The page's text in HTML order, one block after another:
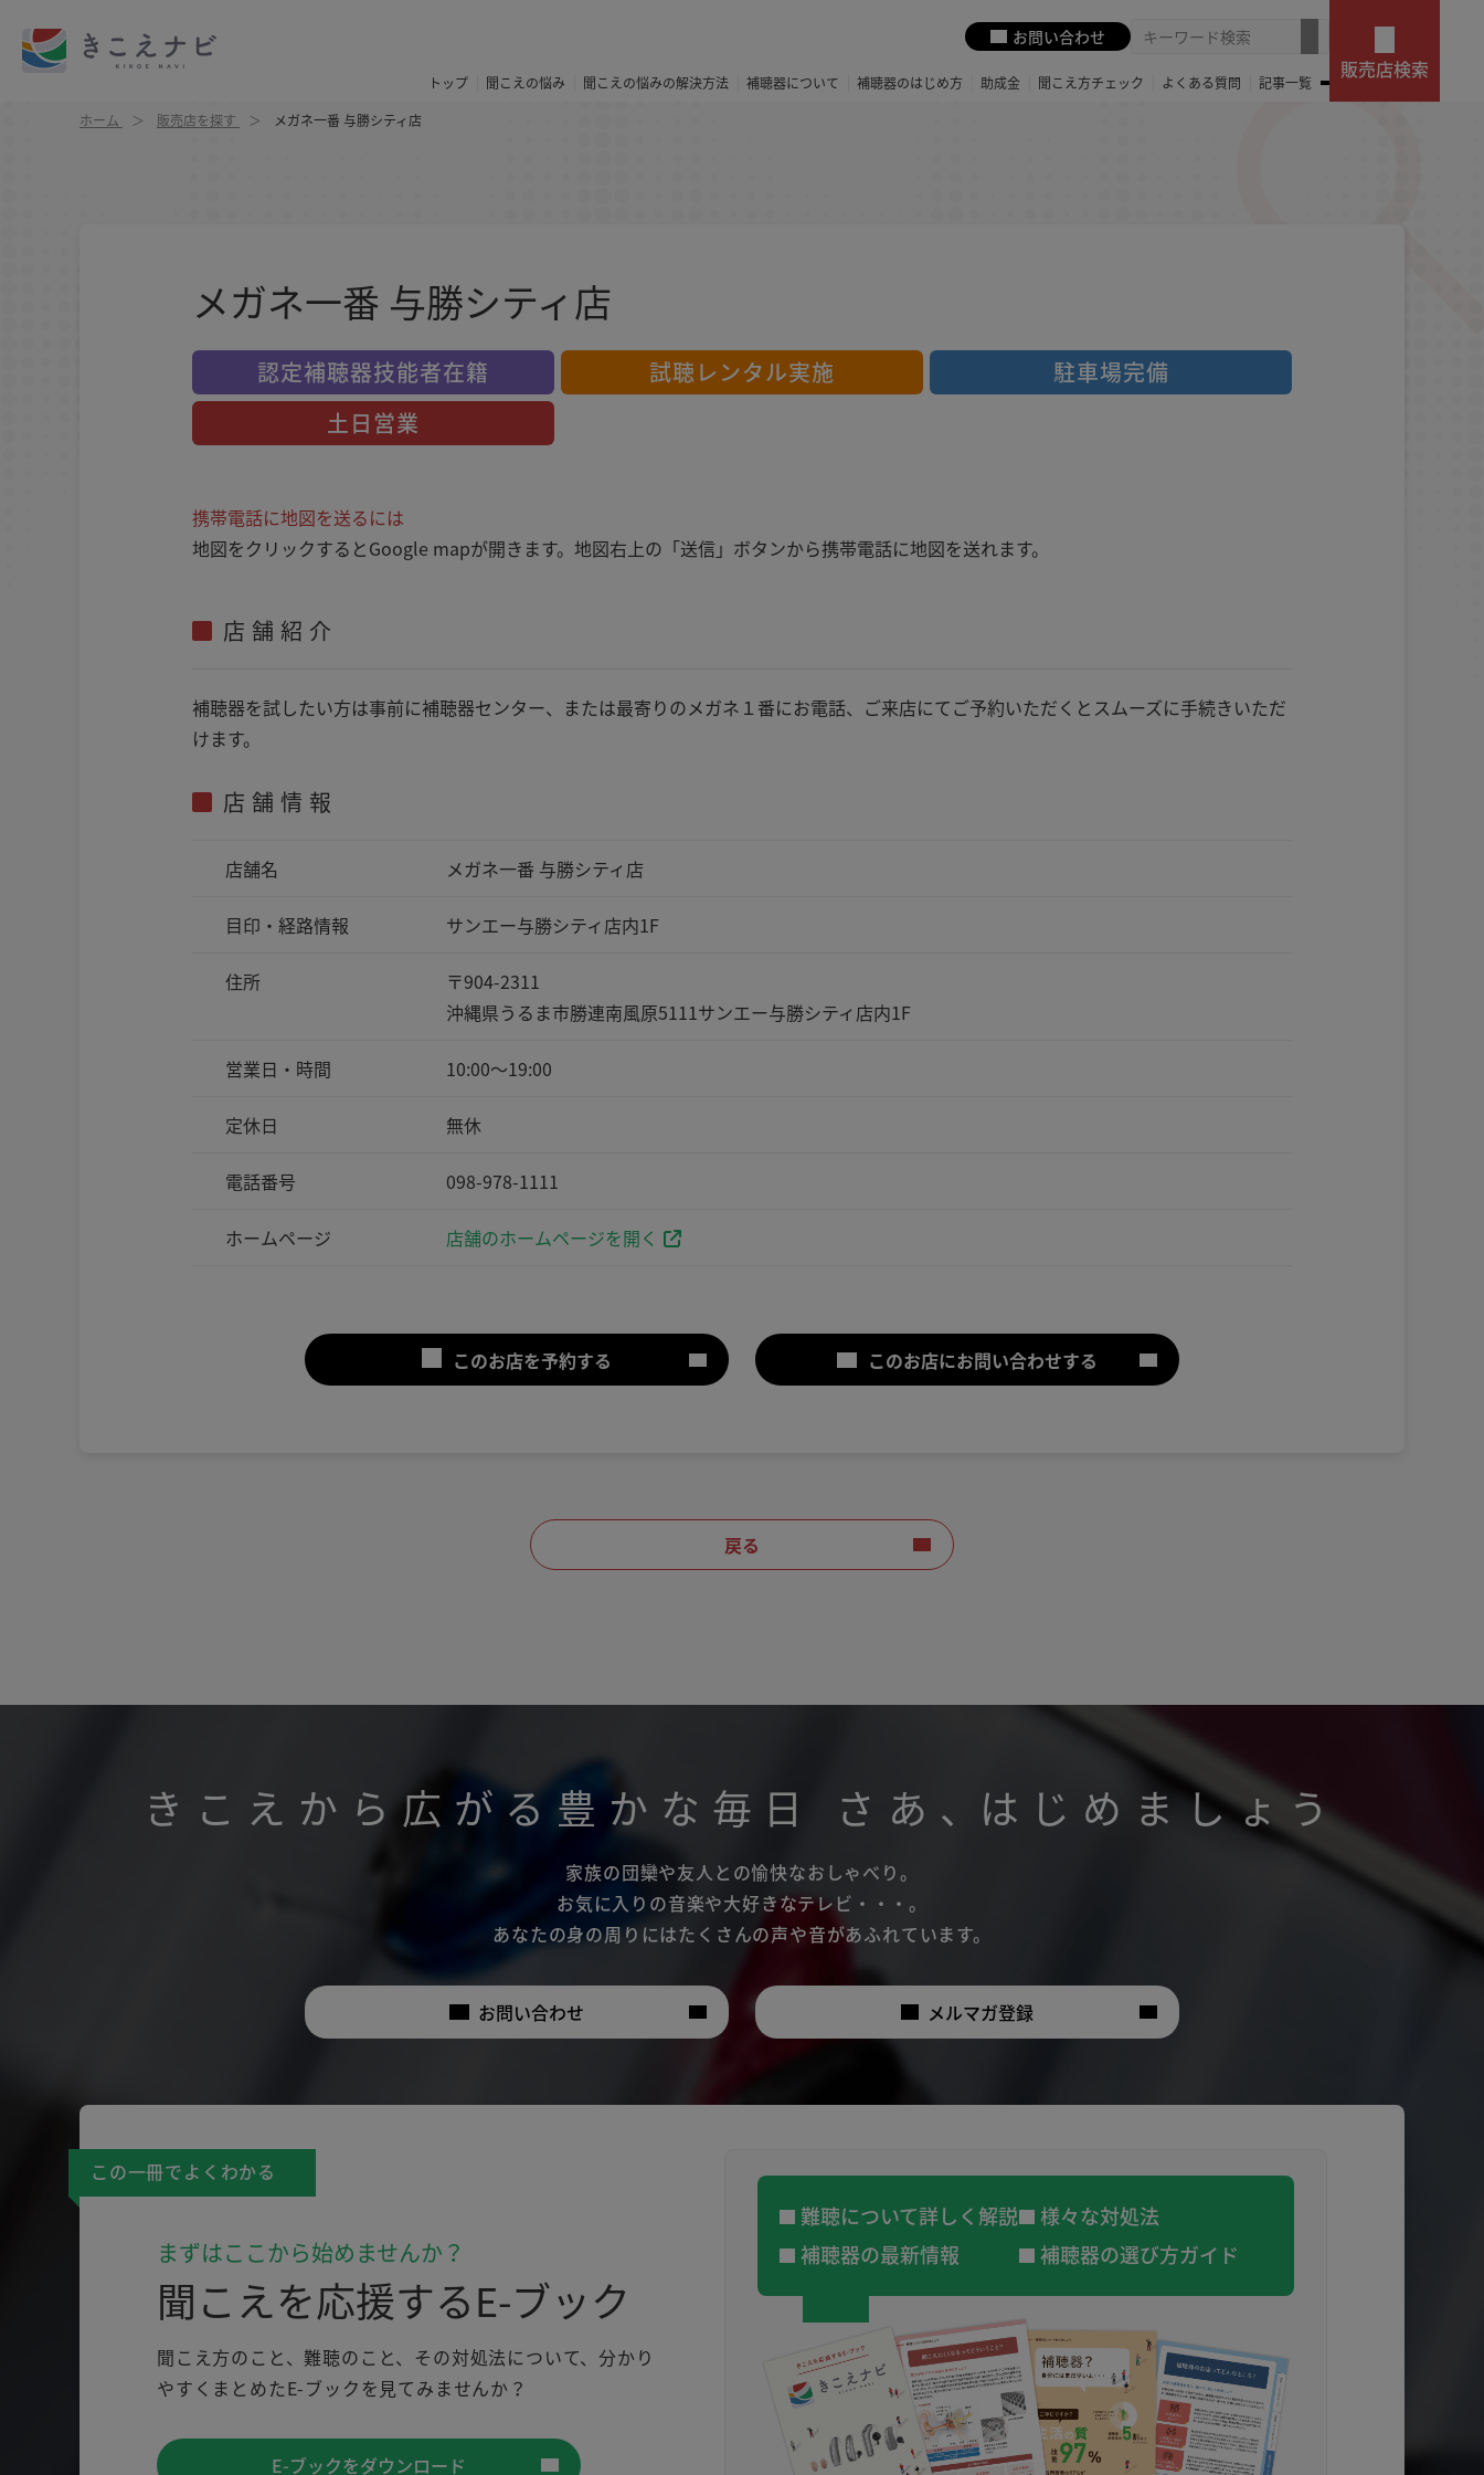
お問い合わせ
トップ 聞こえの悩み 聞こえの悩みの解決方法 補聴器について 補聴器のはじめ方 助成金 聞こえ方チェック よくある質問 記事一覧
販売店検索
ホーム 販売店を探す メガネ一番 与勝シティ店
メガネ一番 与勝シティ店
認定補聴器技能者在籍 試聴レンタル実施
駐車場完備
土日営業
携帯電話に地図を送るには
地図をクリックするとGoogle mapが開きます。地図右上の「送信」ボタンから携帯電話に地図を送れます。
店舗紹介
補聴器を試したい方は事前に補聴器センター、または最寄りのメガネ１番にお電話、ご来店にてご予約いただくとスムーズに手続きいただ
けます。
店舗情報
店舗名 メガネ一番 与勝シティ店
目印・ 経路情報 サンエー与勝シティ店内1F
住所
〒904-2311
沖縄県うるま市勝連南風原5111サンエー与勝シティ店内1F
営業日・時間 10:00～19:00
定休日 無休
電話番号 098-978-1111
ホームページ 店舗のホームページを開く
このお店を予約する このお店にお問い合わせする
戻る
きこえから広がる豊かな毎日 さあ 、 はじめましょう
家族の団欒や友人との愉快なおしゃべり。
お気に入りの音楽や大好きなテレビ・・・。
あなたの身の周りにはたくさんの声や音があふれています。
お問い合わせ メルマガ登録
この一冊でよくわかる
まずはここから始めませんか？
聞こえを応援するE-ブック
聞こえ方のこと、難聴のこと、その対処法について、分かり
やすくまとめたE-ブックを見てみませんか？
E-ブックをダウンロード
難聴について詳しく解説
様々な対処法
補聴器の最新情報
補聴器の選び方ガイド